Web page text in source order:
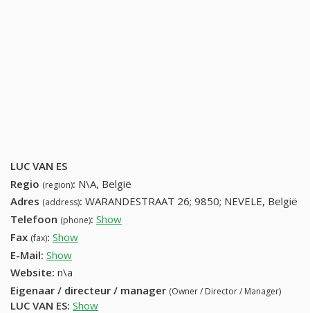
LUC VAN ES
Regio (region): N\A, België
Adres (address): WARANDESTRAAT 26; 9850; NEVELE, België
Telefoon (phone): Show
Fax (fax): Show
E-Mail: Show
Website: n\a
Eigenaar / directeur / manager (Owner / Director / Manager)
LUC VAN ES: Show